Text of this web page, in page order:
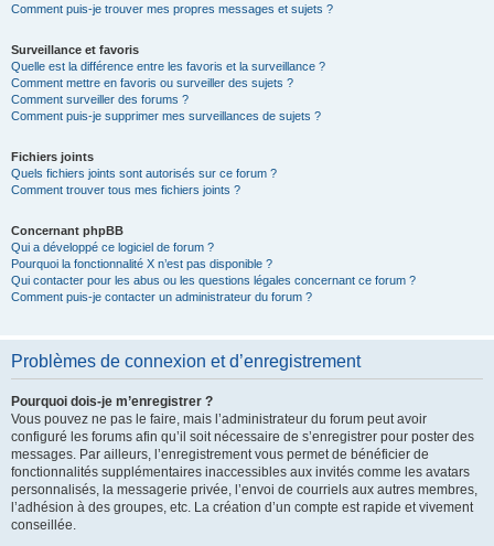
Comment puis-je trouver mes propres messages et sujets ?
Surveillance et favoris
Quelle est la différence entre les favoris et la surveillance ?
Comment mettre en favoris ou surveiller des sujets ?
Comment surveiller des forums ?
Comment puis-je supprimer mes surveillances de sujets ?
Fichiers joints
Quels fichiers joints sont autorisés sur ce forum ?
Comment trouver tous mes fichiers joints ?
Concernant phpBB
Qui a développé ce logiciel de forum ?
Pourquoi la fonctionnalité X n’est pas disponible ?
Qui contacter pour les abus ou les questions légales concernant ce forum ?
Comment puis-je contacter un administrateur du forum ?
Problèmes de connexion et d’enregistrement
Pourquoi dois-je m’enregistrer ?
Vous pouvez ne pas le faire, mais l’administrateur du forum peut avoir
configuré les forums afin qu’il soit nécessaire de s’enregistrer pour poster des
messages. Par ailleurs, l’enregistrement vous permet de bénéficier de
fonctionnalités supplémentaires inaccessibles aux invités comme les avatars
personnalisés, la messagerie privée, l’envoi de courriels aux autres membres,
l’adhésion à des groupes, etc. La création d’un compte est rapide et vivement
conseillée.